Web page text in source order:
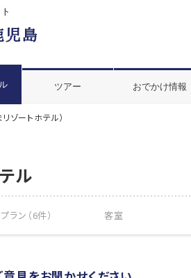
ツアー おでかけ情報
ゾートホテル）
ル
ラン（6件） 客室